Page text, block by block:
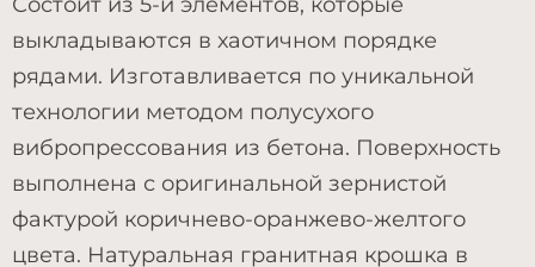
выкладываются в хаотичном порядке
рядами. Изготавливается по уникальной
технологии методом полусухого
вибропрессования из бетона. Поверхность
выполнена с оригинальной зернистой
фактурой коричнево-оранжево-желтого
цвета. Натуральная гранитная крошка в